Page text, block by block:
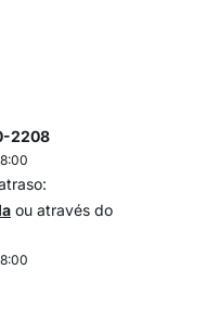
2208
ou através do